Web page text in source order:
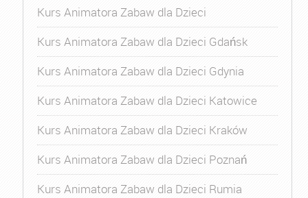
Kurs Animatora Zabaw dla Dzieci
Kurs Animatora Zabaw dla Dzieci Gdańsk
Kurs Animatora Zabaw dla Dzieci Gdynia
Kurs Animatora Zabaw dla Dzieci Katowice
Kurs Animatora Zabaw dla Dzieci Kraków
Kurs Animatora Zabaw dla Dzieci Poznań
Kurs Animatora Zabaw dla Dzieci Rumia